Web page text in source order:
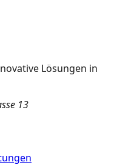
Lösungen in
13